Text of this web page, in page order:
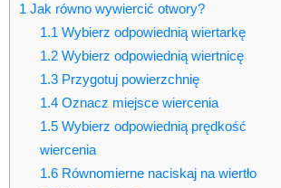
1 Jak równo wywiercić otwory?
1.1 Wybierz odpowiednią wiertarkę
1.2Wybierz odpowiednią wiertnicę
1.3Przygotuj powierzchnię
1.4Oznacz miejsce wiercenia
1.5Wybierz odpowiednią prędkość
wiercenia
1.6Równomierne naciskaj na wiertło